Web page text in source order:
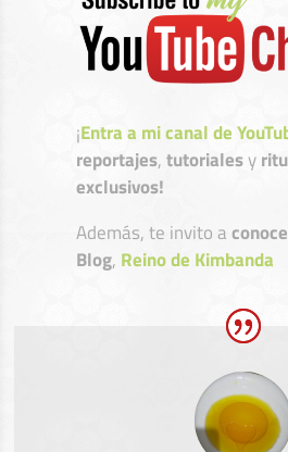
¡Entra a mi canal de
reportajes,tutorialesy
exclusivos!
Además, te invito a
Blog, Reino de Kimbanda